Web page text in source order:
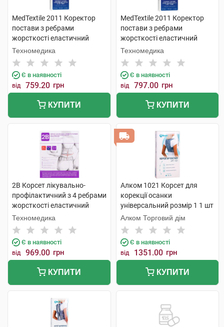
MedTextile 2011 Коректор
постави з ребрами
жорсткості еластичний
розмір L 1 шт
Техномедика
Є в наявності
від 759.20 грн
КУПИТИ
MedTextile 2011 Коректор
постави з ребрами
жорсткості еластичний
розмір М 1 шт
Техномедика
Є в наявності
від 797.00 грн
КУПИТИ
2B Корсет лікувально-
профілактичний з 4 ребрами
жорсткості еластичний
розмір XL/XXL 1 шт
Техномедика
Є в наявності
від 969.00 грн
КУПИТИ
Алком 1021 Корсет для
корекції осанки
універсальний розмір 1 1 шт
Алком Торговий дім
Є в наявності
від 1351.00 грн
КУПИТИ